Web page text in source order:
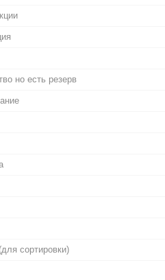
но есть резерв
сортировки)